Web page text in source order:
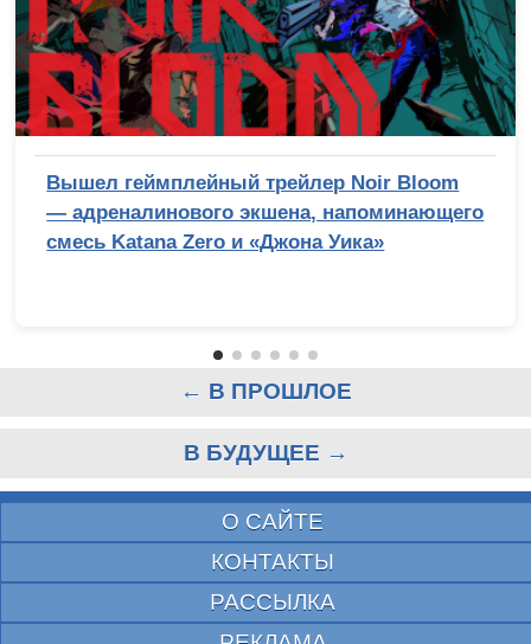
Вышел геймплейный трейлер Noir Bloom
— адреналинового экшена, напоминающего
смесь Katana Zero и «Джона Уика»
← В ПРОШЛОЕ
В БУДУЩЕЕ →
О САЙТЕ
КОНТАКТЫ
РАССЫЛКА